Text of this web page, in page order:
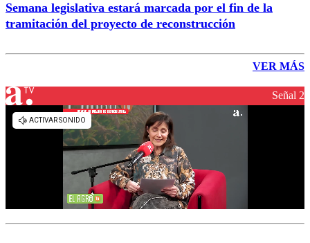
Semana legislativa estará marcada por el fin de la
tramitación del proyecto de reconstrucción
VER MÁS
Señal 2